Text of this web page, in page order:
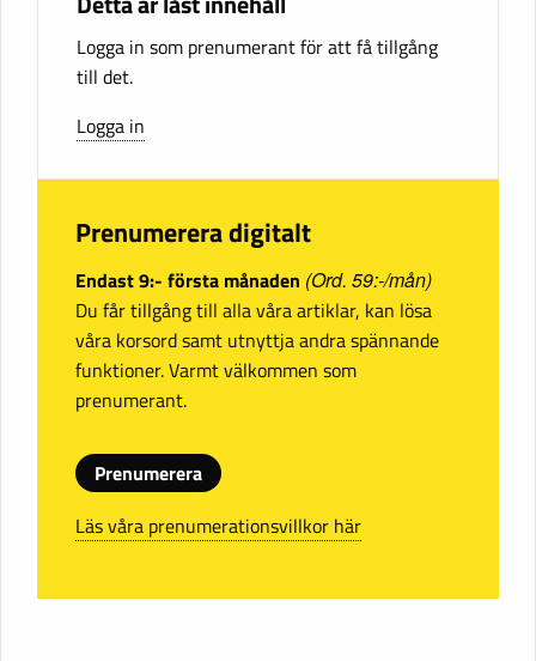
Logga in som prenumerant för att få tillgång
till det.
Logga in
Prenumerera digitalt
Endast 9:- första månaden (Ord. 59:-/mån)
Du får tillgång till alla våra artiklar, kan lösa
våra korsord samt utnyttja andra spännande
funktioner. Varmt välkommen som
prenumerant.
Prenumerera
Läs våra prenumerationsvillkor här